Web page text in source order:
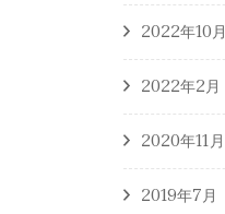
2022年10月
2022年2月
2020年11月
2019年7月